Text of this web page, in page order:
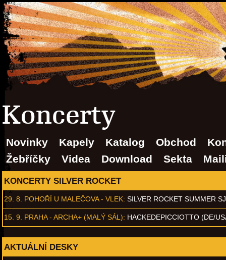
Koncerty
Novinky Kapely Katalog Obchod
Žebříčky
Videa Download Sekta
KONCERTY SILVER ROCKET
29. 8. POHOŘÍ U MALEČOVA - VLEK: SILVER ROCKET SUMMER
15. 9. PRAHA - ARCHA+ (MALÝ SÁL): HACKEDEPICCIOTTO (DE/
AKTUÁLNÍ DESKY